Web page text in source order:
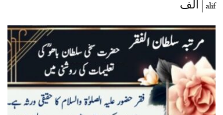
alif | الف